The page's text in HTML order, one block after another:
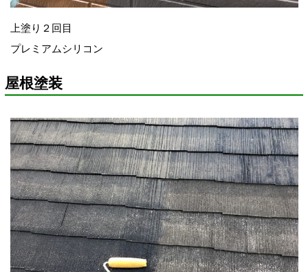
上塗り２回目
プレミアムシリコン
屋根塗装